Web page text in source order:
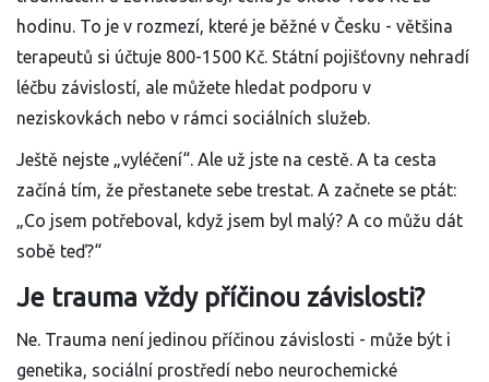
hodinu. To je v rozmezí, které je běžné v Česku - většina
terapeutů si účtuje 800-1500 Kč. Státní pojišťovny nehradí
léčbu závislostí, ale můžete hledat podporu v
neziskovkách nebo v rámci sociálních služeb.
Ještě nejste „vyléčení“. Ale už jste na cestě. A ta cesta
začíná tím, že přestanete sebe trestat. A začnete se ptát:
„Co jsem potřeboval, když jsem byl malý? A co můžu dát
sobě teď?“
Je trauma vždy příčinou závislosti?
Ne. Trauma není jedinou příčinou závislosti - může být i
genetika, sociální prostředí nebo neurochemické